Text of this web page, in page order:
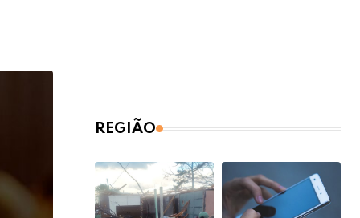
REGIÃO